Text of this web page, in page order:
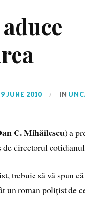
JUNE 2010 IN
C. Mihăilescu) a
de directorul
trebuie să vă spun
un roman polițist de